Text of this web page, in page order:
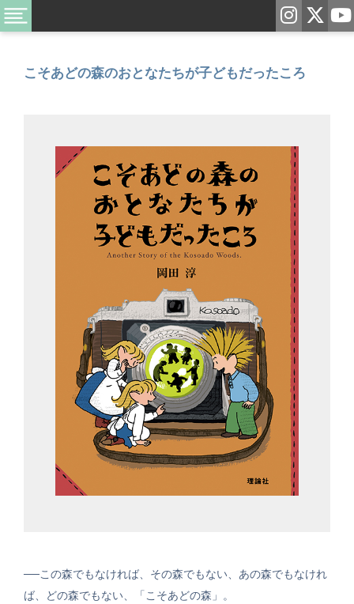
こそあどの森のおとなたちが子どもだったころ
──この森でもなければ、その森でもない、あの森でもなけれ
ば、どの森でもない、「こそあどの森」。